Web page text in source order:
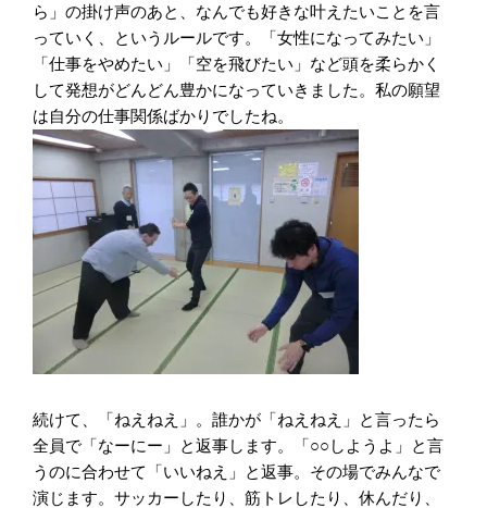
ら」の掛け声のあと、なんでも好きな叶えたいことを言
っていく、というルールです。「女性になってみたい」
「仕事をやめたい」「空を飛びたい」など頭を柔らかく
して発想がどんどん豊かになっていきました。私の願望
は自分の仕事関係ばかりでしたね。
続けて、「ねえねえ」。誰かが「ねえねえ」と言ったら
全員で「なーにー」と返事します。「○○しようよ」と言
うのに合わせて「いいねえ」と返事。その場でみんなで
演じます。サッカーしたり、筋トレしたり、休んだり、